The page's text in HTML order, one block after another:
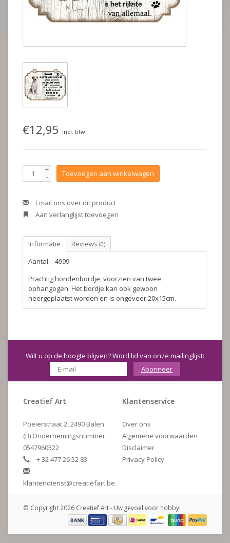
€12,95 Incl. btw
+
- Toevoegen aan winkelwagen
Email ons over dit product
Aan verlanglijst toevoegen
Informatie Reviews (0)
Aantal:
4999
Prachtig hondenbordje, voorzien van twee
ophangogen. Het bordje kan ook gewoon
neergeplaatst worden en is ongeveer 20x15cm.
Wilt u op de hoogte blijven? Word lid van onze mailinglijst:
Abonneer
Creatief Art
Poeierstraat 2, 2490 Balen
(B) Ondernemingsnummer
0547960522
+ 32 477 26 52 83
klantendienst@creatiefart.be
Klantenservice
Over ons
Algemene voorwaarden
Disclaimer
Privacy Policy
© Copyright 2026 Creatief Art - Uw gevoel voor hobby!